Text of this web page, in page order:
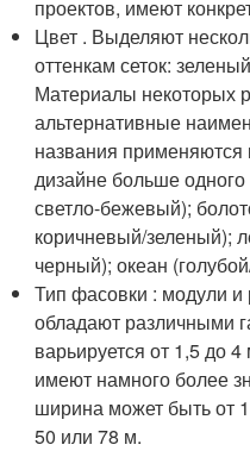
проектов, имеют
Цвет . Выделяют
оттенкам сеток:
Материалы некоторых
альтернативные
названия
дизайне больше
светло-бежевый);
коричневый/зеленый);
черный); океан
Тип фасовки : модули и
обладают различными
варьируется от 1,5 до
имеют намного более
ширина может быть от
50 или 78 м.